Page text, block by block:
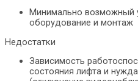
Минимально возможный
оборудование и монтаж
Недостатки
Зависимость
состояния лифта и